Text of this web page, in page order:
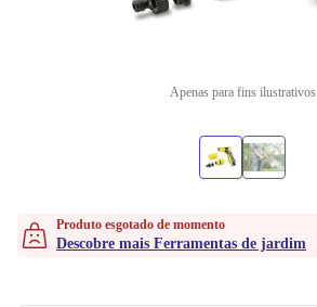
Apenas para fins ilustrativos
Produto esgotado de momento
Descobre mais Ferramentas de jardim